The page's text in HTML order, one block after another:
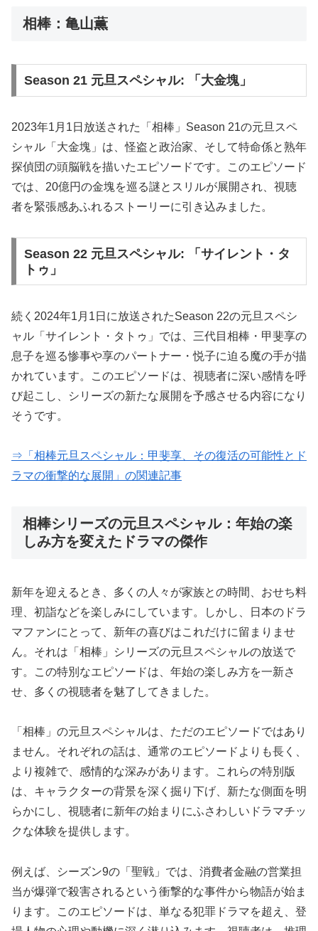
相棒：亀山薫
Season 21 元旦スペシャル: 「大金塊」
2023年1月1日放送された「相棒」Season 21の元旦スペ
シャル「大金塊」は、怪盗と政治家、そして特命係と熟年
探偵団の頭脳戦を描いたエピソードです。このエピソード
では、20億円の金塊を巡る謎とスリルが展開され、視聴
者を緊張感あふれるストーリーに引き込みました。
Season 22 元旦スペシャル: 「サイレント・タ
トゥ」
続く2024年1月1日に放送されたSeason 22の元旦スペシ
ャル「サイレント・タトゥ」では、三代目相棒・甲斐享の
息子を巡る惨事や享のパートナー・悦子に迫る魔の手が描
かれています。このエピソードは、視聴者に深い感情を呼
び起こし、シリーズの新たな展開を予感させる内容になり
そうです。
⇒「相棒元旦スペシャル：甲斐享、その復活の可能性とド
ラマの衝撃的な展開」の関連記事
相棒シリーズの元旦スペシャル：年始の楽
しみ方を変えたドラマの傑作
新年を迎えるとき、多くの人々が家族との時間、おせち料
理、初詣などを楽しみにしています。しかし、日本のドラ
マファンにとって、新年の喜びはこれだけに留まりませ
ん。それは「相棒」シリーズの元旦スペシャルの放送で
す。この特別なエピソードは、年始の楽しみ方を一新さ
せ、多くの視聴者を魅了してきました。
「相棒」の元旦スペシャルは、ただのエピソードではあり
ません。それぞれの話は、通常のエピソードよりも長く、
より複雑で、感情的な深みがあります。これらの特別版
は、キャラクターの背景を深く掘り下げ、新たな側面を明
らかにし、視聴者に新年の始まりにふさわしいドラマチッ
クな体験を提供します。
例えば、シーズン9の「聖戦」では、消費者金融の営業担
当が爆弾で殺害されるという衝撃的な事件から物語が始ま
ります。このエピソードは、単なる犯罪ドラマを超え、登